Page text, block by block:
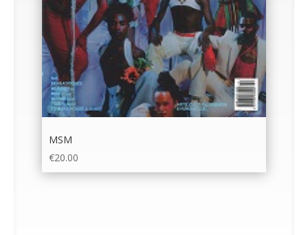
MSM
€20.00